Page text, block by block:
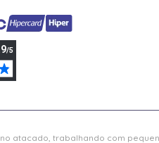
atacado, trabalhando com